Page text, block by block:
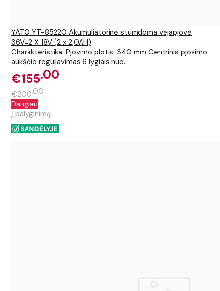
YATO YT-85220 Akumuliatorinė stumdoma vėjapjovė
36V=2 X 18V (2 x 2,0AH)
Charakteristika: Pjovimo plotis: 340 mm Centrinis pjovimo
aukščio reguliavimas 6 lygiais nuo..
€15500
€200 00
Daugiau
Į palyginimą